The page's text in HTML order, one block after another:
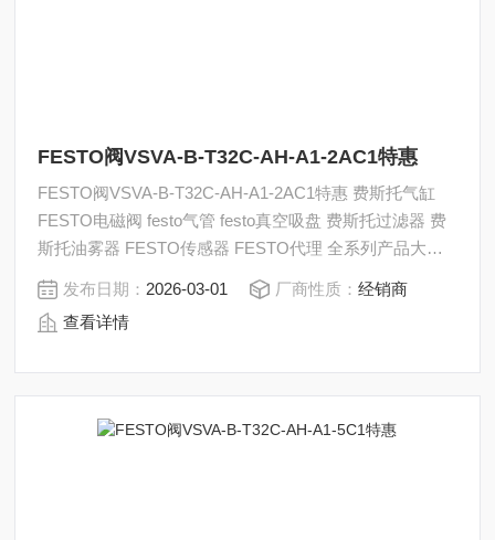
FESTO阀VSVA-B-T32C-AH-A1-2AC1特惠
FESTO阀VSVA-B-T32C-AH-A1-2AC1特惠 费斯托气缸
FESTO电磁阀 festo气管 festo真空吸盘 费斯托过滤器 费
斯托油雾器 FESTO传感器 FESTO代理 全系列产品大量
现货请咨询上海茂硕机械设备有限公司
发布日期： 2026-03-01 厂商性质：经销商
查看详情